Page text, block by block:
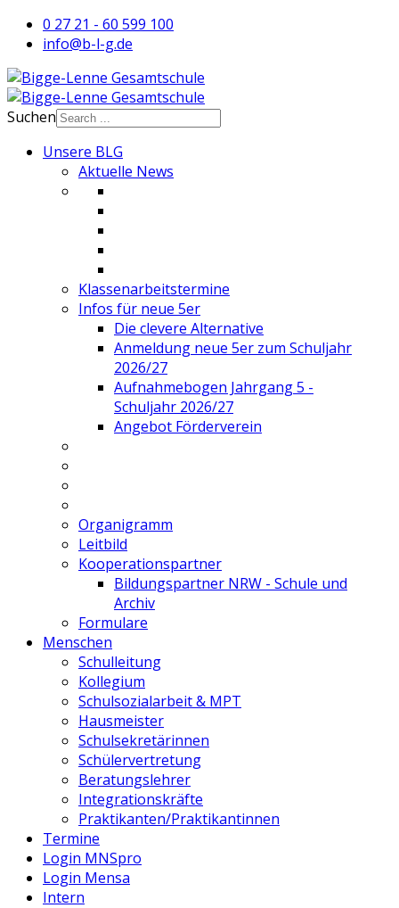
0 27 21 - 60 599 100
info@b-l-g.de
Suchen
Unsere BLG
Aktuelle News
Klassenarbeitstermine
Infos für neue 5er
Die clevere Alternative
Anmeldung neue 5er zum Schuljahr
2026/27
Aufnahmebogen Jahrgang 5 -
Schuljahr 2026/27
Angebot Förderverein
Organigramm
Leitbild
Kooperationspartner
Bildungspartner NRW - Schule und
Archiv
Formulare
Menschen
Schulleitung
Kollegium
Schulsozialarbeit & MPT
Hausmeister
Schulsekretärinnen
Schülervertretung
Beratungslehrer
Integrationskräfte
Praktikanten/Praktikantinnen
Termine
Login MNSpro
Login Mensa
Intern